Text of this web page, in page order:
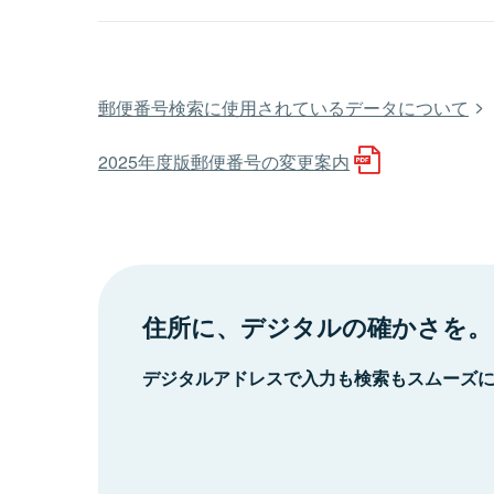
郵便番号検索に使用されているデータについて
2025年度版郵便番号の変更案内
住所に、デジタルの確かさを。
デジタルアドレスで入力も検索もスムーズ